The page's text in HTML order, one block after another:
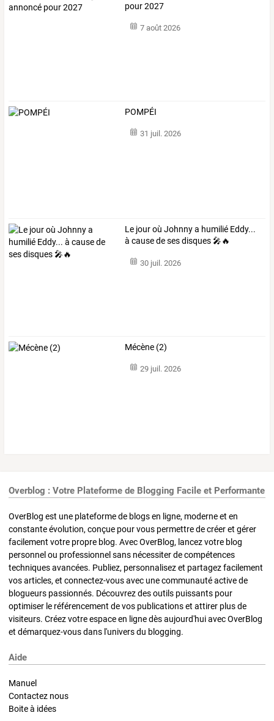
pour 2027
7 août 2026
POMPÉI
31 juil. 2026
Le jour où Johnny a humilié Eddy...
à cause de ses disques 🎤🔥
30 juil. 2026
Mécène (2)
29 juil. 2026
Overblog : Votre Plateforme de Blogging Facile et Performante
OverBlog est une plateforme de blogs en ligne, moderne et en
constante évolution, conçue pour vous permettre de créer et gérer
facilement votre propre blog. Avec OverBlog, lancez votre blog
personnel ou professionnel sans nécessiter de compétences
techniques avancées. Publiez, personnalisez et partagez facilement
vos articles, et connectez-vous avec une communauté active de
blogueurs passionnés. Découvrez des outils puissants pour
optimiser le référencement de vos publications et attirer plus de
visiteurs. Créez votre espace en ligne dès aujourd'hui avec OverBlog
et démarquez-vous dans l'univers du blogging.
Aide
Manuel
Contactez nous
Boite à idées